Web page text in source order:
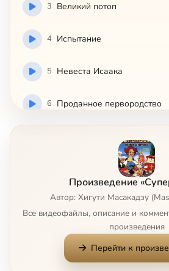
3 Великий потоп
4 Испытание
5 Невеста Исаака
6 Проданное первородство
9 Иерихонские трубы
Горящие светильники
Самсон
Произведение
Автор: Хигути Масакадзу
Все видеофайлы, описание и
произведения
Перейти к